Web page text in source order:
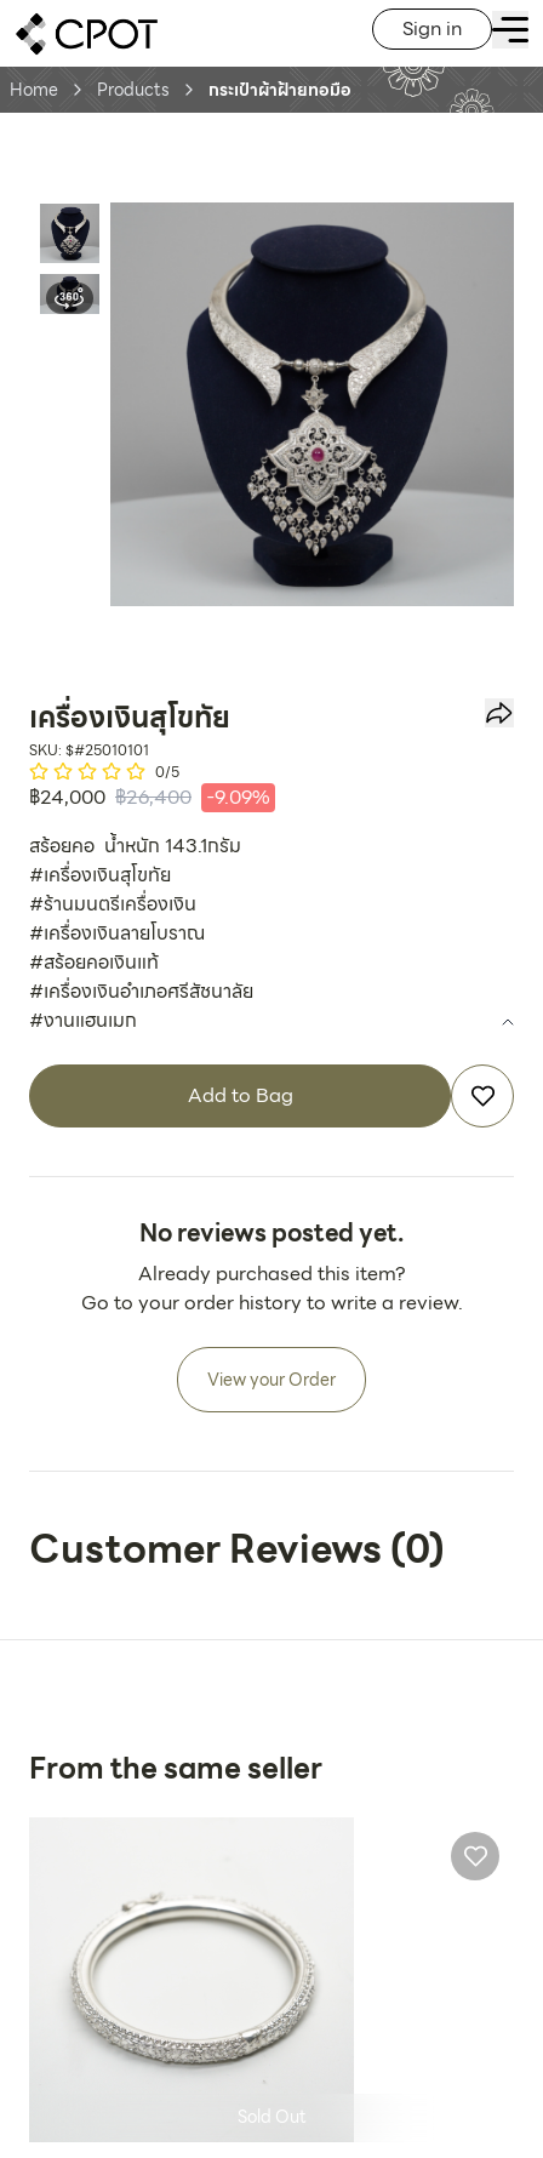
Sign in
Home Products กระเป๋าผ้าฝ้ายทอมือ
เครื่องเงินสุโขทัย
SKU: $#25010101
0/5
฿24,000 ฿26,400 -9.09%
สร้อยคอ น้ำหนัก 143.1กรัม
#เครื่องเงินสุโขทัย
#ร้านมนตรีเครื่องเงิน
#เครื่องเงินลายโบราณ
#สร้อยคอเงินแท้
#เครื่องเงินอำเภอศรีสัชนาลัย
#งานแฮนเมก
Add to Bag
No reviews posted yet.
Already purchased this item?
Go to your order history to write a review.
View your Order
Customer Reviews(0)
From the same seller
Sold Out